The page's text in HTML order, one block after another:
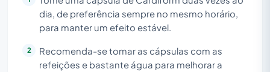
dia, de preferência sempre no mesmo horário,
para manter um efeito estável.
Recomenda-se tomar as cápsulas com as
refeições e bastante água para melhorar a